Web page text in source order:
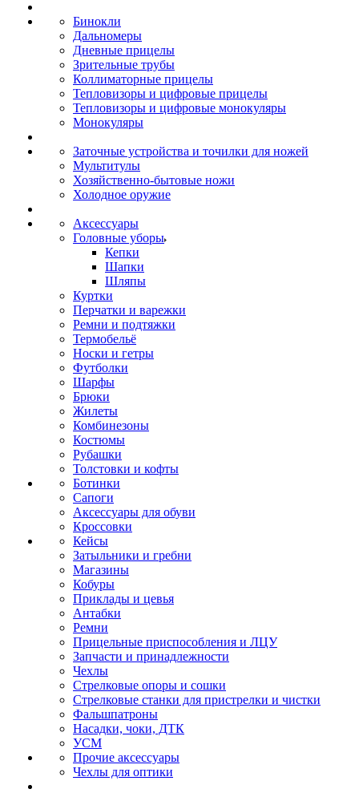
Бинокли
Дальномеры
Дневные прицелы
Зрительные трубы
Коллиматорные прицелы
Тепловизоры и цифровые прицелы
Тепловизоры и цифровые монокуляры
Монокуляры
Заточные устройства и точилки для ножей
Мультитулы
Хозяйственно-бытовые ножи
Холодное оружие
Аксессуары
Головные уборы
Кепки
Шапки
Шляпы
Куртки
Перчатки и варежки
Ремни и подтяжки
Термобельё
Носки и гетры
Футболки
Шарфы
Брюки
Жилеты
Комбинезоны
Костюмы
Рубашки
Толстовки и кофты
Ботинки
Сапоги
Аксессуары для обуви
Кроссовки
Кейсы
Затыльники и гребни
Магазины
Кобуры
Приклады и цевья
Антабки
Ремни
Прицельные приспособления и ЛЦУ
Запчасти и принадлежности
Чехлы
Стрелковые опоры и сошки
Стрелковые станки для пристрелки и чистки
Фальшпатроны
Насадки, чоки, ДТК
УСМ
Прочие аксессуары
Чехлы для оптики